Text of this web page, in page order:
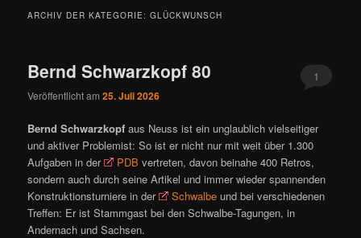
springen
springen
ARCHIV DER KATEGORIE:GLÜCKWUNSCH
Bernd Schwarzkopf 80
Veröffentlicht am25. Juli 2026
1
Bernd Schwarzkopf aus Neuss ist ein unglaublich vielseitiger
und aktiver Problemist: So ist er nicht nur mit weit über 1.300
Aufgaben in der
PDB vertreten, davon beinahe 400 Retros,
sondern auch durch seine Artikel und immer wieder spannenden
Konstruktionsturniere in der
Schwalbe und bei verschiedenen
Treffen: Er ist Stammgast bei den Schwalbe-Tagungen, in
Andernach und Sachsen.